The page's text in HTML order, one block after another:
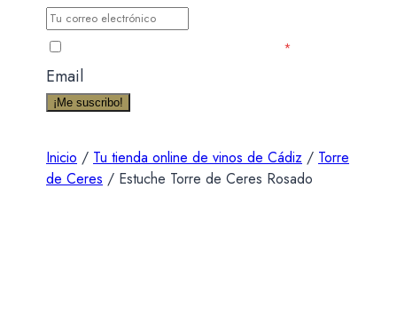
*
Email
¡Me suscribo!
Inicio / Tu tienda online de vinos de Cádiz / Torre
de Ceres / Estuche Torre de Ceres Rosado